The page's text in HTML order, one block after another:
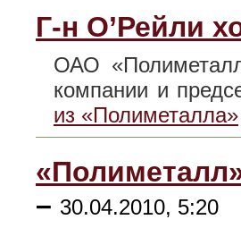
Г-н О’Рейли
ОАО
компании и
из «Полиметалла»
– 30.04.2010, 5:20